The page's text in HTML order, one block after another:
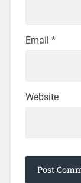
Email *
Website